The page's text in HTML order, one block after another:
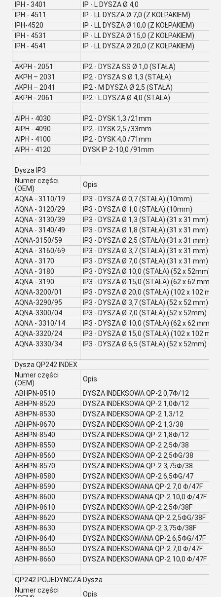
IPH - 3401
IP - L DYSZA Ø 4,0
IPH - 4511
IP - LL DYSZA Ø 7,0 (Z KOŁPAKIEM)
IPH-4520
IP - LL DYSZA Ø 10,0 (Z KOŁPAKIEM)
IPH - 4531
IP - LL DYSZA Ø 15,0 (Z KOŁPAKIEM)
IPH - 4541
IP - LL DYSZA Ø 20,0 (Z KOŁPAKIEM)
AKPH - 2051
IP2 - DYSZA SS Ø 1,0 (STAŁA)
AKPH – 2031
IP2 - DYSZA S Ø 1,3 (STAŁA)
AKPH – 2041
IP2 - M DYSZA Ø 2,5 (STAŁA)
AKPH - 2061
IP2 - L DYSZA Ø 4,0 (STAŁA)
AIPH - 4030
IP2 - DYSK 1,3 /21mm
AIPH - 4090
IP2 - DYSK 2,5 /33mm
AIPH - 4100
IP2 - DYSK 4,0 /71mm
AIPH - 4120
DYSK IP 2-10,0 /91mm
Dysza IP3
Numer części
(OEM)
Opis
AQNA - 3110/19
IP3 - DYSZA Ø 0,7 (STAŁA) (10mm)
AQNA - 3120/29
IP3 - DYSZA Ø 1,0 (STAŁA) (10mm)
AQNA - 3130/39
IP3 - DYSZA Ø 1,3 (STAŁA) (31 x 31 mm)
AQNA - 3140/49
IP3 - DYSZA Ø 1,8 (STAŁA) (31 x 31 mm)
AQNA-3150/59
IP3 - DYSZA Ø 2,5 (STAŁA) (31 x 31 mm)
AQNA - 3160/69
IP3 - DYSZA Ø 3,7 (STAŁA) (31 x 31 mm)
AQNA - 3170
IP3 - DYSZA Ø 7,0 (STAŁA) (31 x 31 mm)
AQNA - 3180
IP3 - DYSZA Ø 10,0 (STAŁA) (52 x 52mm)
AQNA - 3190
IP3 - DYSZA Ø 15,0 (STAŁA) (62 x 62 mm)
AQNA-3200/01
IP3 - DYSZA Ø 20,0 (STAŁA) (102 x 102 mm)
AQNA-3290/95
IP3 - DYSZA Ø 3,7 (STAŁA) (52 x 52 mm)
AQNA-3300/04
IP3 - DYSZA Ø 7,0 (STAŁA) (52 x 52mm)
AQNA - 3310/14
IP3 - DYSZA Ø 10,0 (STAŁA) (62 x 62 mm)
AQNA-3320/24
IP3 - DYSZA Ø 15,0 (STAŁA) (102 x 102 mm)
AQNA-3330/34
IP3 - DYSZA Ø 6,5 (STAŁA) (52 x 52mm)
Dysza QP242 INDEX
Numer części
(OEM)
Opis
ABHPN-8510
DYSZA INDEKSOWA QP-2 0,7Φ/12
ABHPN-8520
DYSZA INDEKSOWA QP-2 1,0Φ/12
ABHPN-8530
DYSZA INDEKSOWA QP-2 1,3/12
ABHPN-8670
DYSZA INDEKSOWA QP-2 1,3/38
ABHPN-8540
DYSZA INDEKSOWA QP-2 1,8Φ/12
ABHPN-8550
DYSZA INDEKSOWA QP-2 2,5Φ/38
ABHPN-8560
DYSZA INDEKSOWA QP-2 2,5ΦG/38
ABHPN-8570
DYSZA INDEKSOWA QP-2 3,75Φ/38
ABHPN-8580
DYSZA INDEKSOWA QP-2 6,5ΦG/47
ABHPN-8590
DYSZA INDEKSOWANA QP-2 7,0 Φ/47F
ABHPN-8600
DYSZA INDEKSOWANA QP-2 10,0 Φ/47F
ABHPN-8610
DYSZA INDEKSOWA QP-2 2,5Φ/38F
ABHPN-8620
DYSZA INDEKSOWANA QP-2 2,5ΦG/38F
ABHPN-8630
DYSZA INDEKSOWA QP-2 3,75Φ/38F
ABHPN-8640
DYSZA INDEKSOWANA QP-2 6,5ΦG/47F
ABHPN-8650
DYSZA INDEKSOWANA QP-2 7,0 Φ/47F
ABHPN-8660
DYSZA INDEKSOWANA QP-2 10,0 Φ/47F
QP242 POJEDYNCZA Dysza
Numer części
Opis